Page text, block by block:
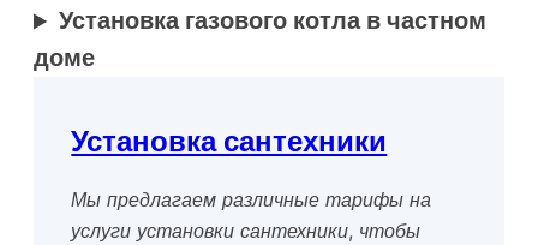
Установка газового котла в частном
доме
Установка сантехники
Мы предлагаем различные тарифы на
услуги установки сантехники, чтобы